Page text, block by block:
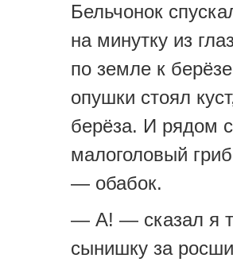
Бельчонок
на минутку из
по земле к
опушки стоял
берёза. И рядом
малоголовый
— обабок.
— А! — сказал я
сынишку за